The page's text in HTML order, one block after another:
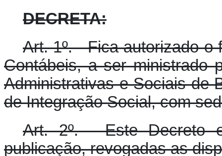
DECRETA:
Art. 1º. - Fica autorizado
Contábeis, a ser ministrado
Administrativas e Sociais de
de Integração Social, com
Art. 2º. - Este Decreto
publicação, revogadas as